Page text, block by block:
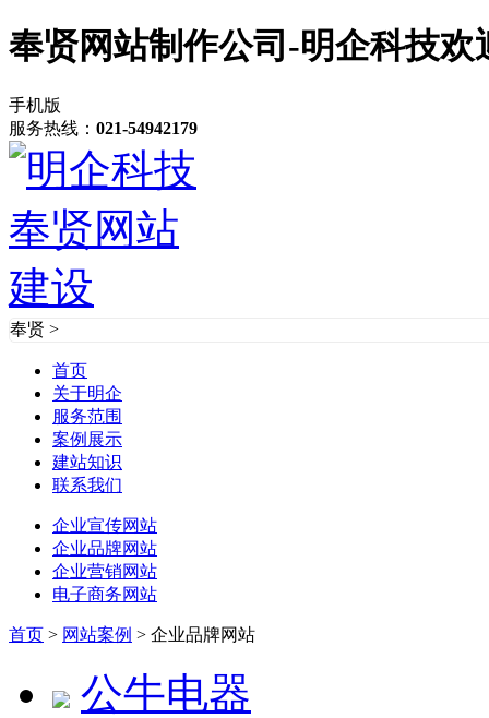
奉贤网站制作公司-明企科技欢
手机版
服务热线： 021-54942179
奉贤 >
首页
关于明企
服务范围
案例展示
建站知识
联系我们
企业宣传网站
企业品牌网站
企业营销网站
电子商务网站
首页 > 网站案例 > 企业品牌网站
公牛电器